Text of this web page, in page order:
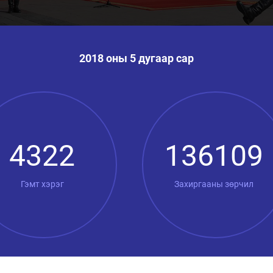
2018 оны 5 дугаар сар
4322
Гэмт хэрэг
136109
Захиргааны зөрчил